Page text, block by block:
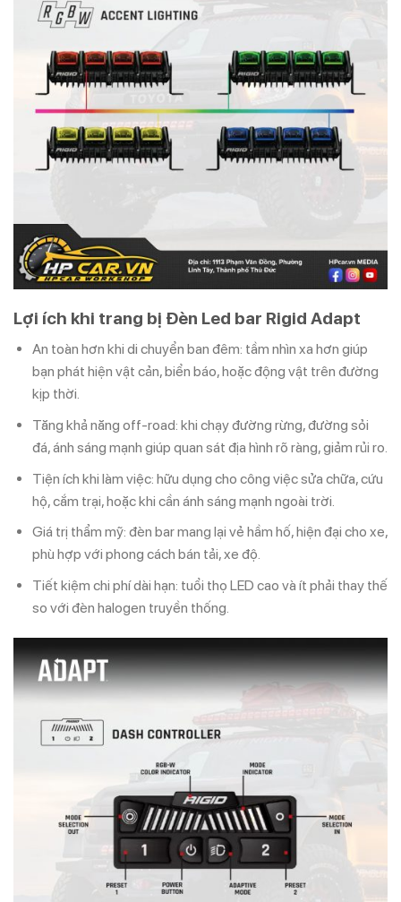
Lợi ích khi trang bị Đèn Led bar Rigid Adapt
An toàn hơn khi di chuyển ban đêm: tầm nhìn xa hơn giúp
bạn phát hiện vật cản, biển báo, hoặc động vật trên đường
kịp thời.
Tăng khả năng off-road: khi chạy đường rừng, đường sỏi
đá, ánh sáng mạnh giúp quan sát địa hình rõ ràng, giảm rủi ro.
Tiện ích khi làm việc: hữu dụng cho công việc sửa chữa, cứu
hộ, cắm trại, hoặc khi cần ánh sáng mạnh ngoài trời.
Giá trị thẩm mỹ: đèn bar mang lại vẻ hầm hố, hiện đại cho xe,
phù hợp với phong cách bán tải, xe độ.
Tiết kiệm chi phí dài hạn: tuổi thọ LED cao và ít phải thay thế
so với đèn halogen truyền thống.